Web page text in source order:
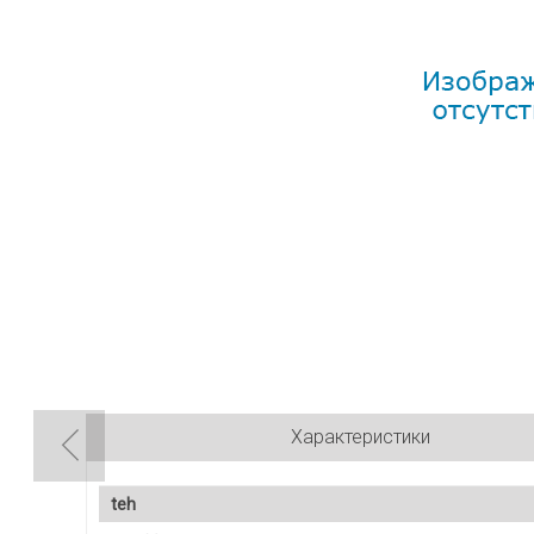
Характеристики
teh